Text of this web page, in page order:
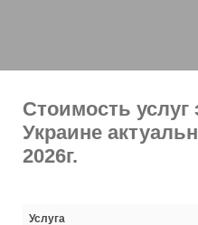
Стоимость услуг
Украине
2026г.
Услуга